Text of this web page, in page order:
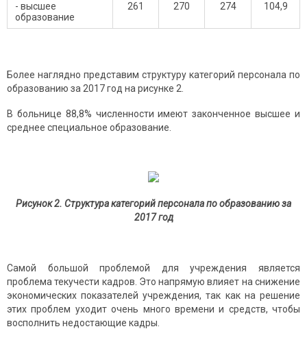
- высшее
образование
261 270 274 104,9
Более наглядно представим структуру категорий персонала по
образованию за 2017 год на рисунке 2.
В больнице 88,8% численности имеют законченное высшее и
среднее специальное образование.
Рисунок 2. Структура категорий персонала по образованию за
2017 год
Самой большой проблемой для учреждения является
проблема текучести кадров. Это напрямую влияет на снижение
экономических показателей учреждения, так как на решение
этих проблем уходит очень много времени и средств, чтобы
восполнить недостающие кадры.